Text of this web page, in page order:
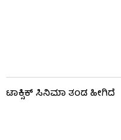
ಟಾಕ್ಸಿಕ್​​​ ಸಿನಿಮಾ ತಂಡ ಹೀಗಿದೆ